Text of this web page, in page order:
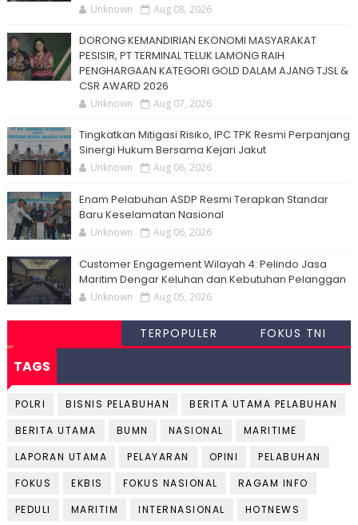
Unknown Aug 08, 2026
DORONG KEMANDIRIAN EKONOMI MASYARAKAT
PESISIR, PT TERMINAL TELUK LAMONG RAIH
PENGHARGAAN KATEGORI GOLD DALAM AJANG TJSL &
CSR AWARD 2026
Unknown Aug 07, 2026
Tingkatkan Mitigasi Risiko, IPC TPK Resmi Perpanjang
Sinergi Hukum Bersama Kejari Jakut
Unknown Aug 06, 2026
Enam Pelabuhan ASDP Resmi Terapkan Standar
Baru Keselamatan Nasional
Unknown Aug 06, 2026
Customer Engagement Wilayah 4: Pelindo Jasa
Maritim Dengar Keluhan dan Kebutuhan Pelanggan
Unknown Aug 05, 2026
TERPOPULER FOKUS TNI
TAGS
POLRI BISNIS PELABUHAN
BERITA UTAMA PELABUHAN
BERITA UTAMA
BUMN NASIONAL
MARITIME
LAPORAN UTAMA
PELAYARAN OPINI
PELABUHAN
FOKUS
EKBIS FOKUS NASIONAL
RAGAM INFO
PEDULI
MARITIM INTERNASIONAL
HOTNEWS